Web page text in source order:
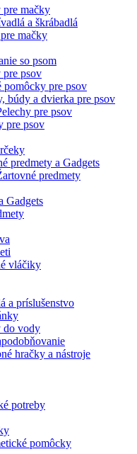
mačky
a škrábadlá
mačky
so psom
psov
pomôcky pre psov
búdy a dvierka pre psov
pre psov
pre psov
predmety a Gadgets
predmety
Gadgets
vláčiky
a príslušenstvo
do vody
hračky a nástroje
potreby
pomôcky